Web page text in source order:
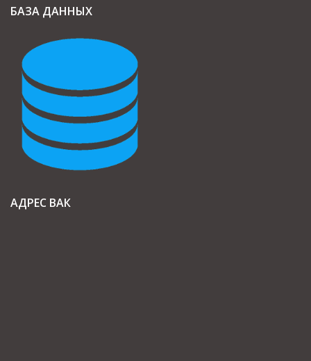
БАЗА ДАННЫХ
АДРЕС ВАК